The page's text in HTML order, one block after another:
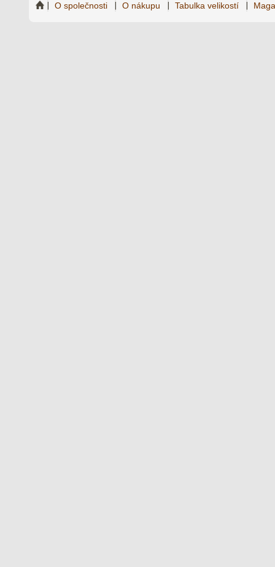
O společnosti O nákupu Tabulka velikostí